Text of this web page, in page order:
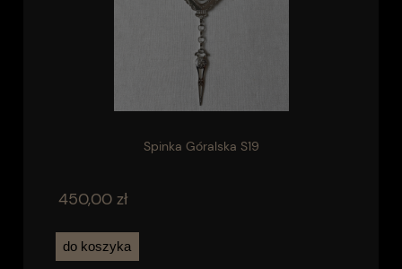
Spinka Góralska S19
450,00 zł
do koszyka